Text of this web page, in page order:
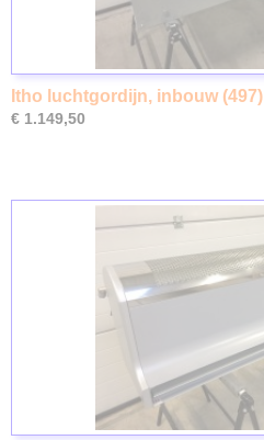
Itho luchtgordijn, inbouw (497)
€ 1.149,50